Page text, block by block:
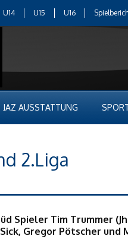
U14 U15 U16
JAZ AUSSTATTUNG
2.Liga
Spieler Tim Trummer
Gregor Pötscher